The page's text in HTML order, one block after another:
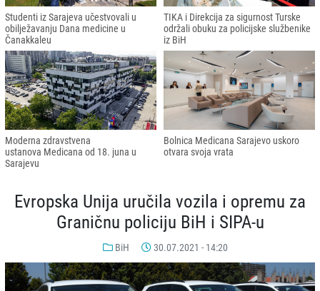
Studenti iz Sarajeva učestvovali u
obilježavanju Dana medicine u
Čanakkaleu
TIKA i Direkcija za sigurnost Turske
održali obuku za policijske službenike
iz BiH
Moderna zdravstvena
ustanova Medicana od 18. juna u
Sarajevu
Bolnica Medicana Sarajevo uskoro
otvara svoja vrata
Evropska Unija uručila vozila i opremu za
Graničnu policiju BiH i SIPA-u
BiH 30.07.2021 - 14:20